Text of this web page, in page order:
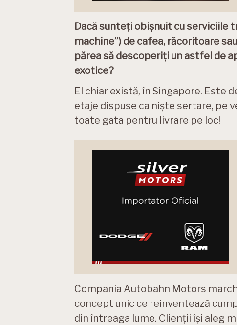
Dacă sunteți obișnuit cu serviciile
machine”) de cafea, răcoritoare
părea să descoperiți un astfel de
exotice?
El chiar există, în Singapore. Este
etaje dispuse ca niște sertare, pe
toate gata pentru livrare pe loc!
Compania Autobahn Motors
concept unic ce reinventează
din întreaga lume. Clienții își aleg